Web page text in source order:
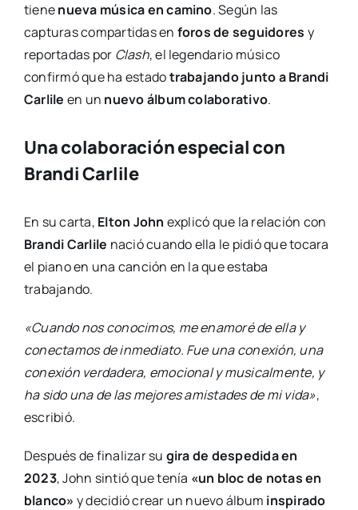
tienenueva música en camino. Según las
capturas compartidas en foros de seguidores y
reportadas por Clash, el legendario músico
confirmó que ha estadotrabajando junto a Brandi
Carlile en un nuevo álbum colaborativo.
Una colaboración especial con
Brandi Carlile
En su carta, Elton John explicó que la relación con
Brandi Carlile nació cuando ella le pidió que tocara
el piano en una canción en la que estaba
trabajando.
«Cuando nos conocimos, me enamoré de ella y
conectamos de inmediato. Fue una conexión, una
conexión verdadera, emocional y musicalmente, y
ha sido una de las mejores amistades de mi vida»,
escribió.
Después de finalizar su gira de despedida en
2023, John sintió que tenía «un bloc de notas en
blanco» y decidió crear un nuevo álbum inspirado